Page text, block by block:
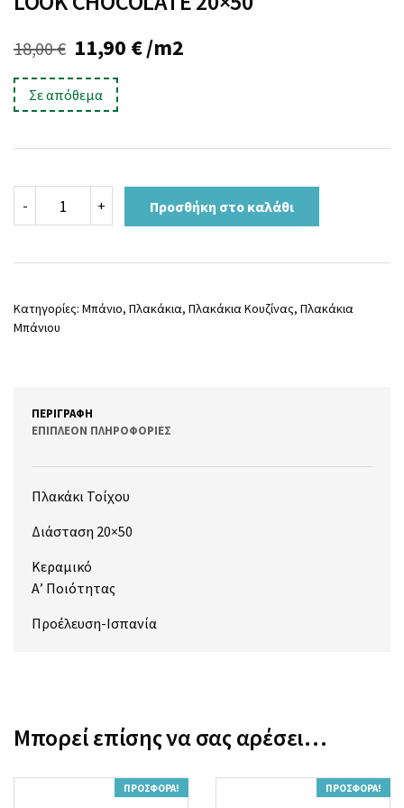
18,00€ Original
price
was:
18,00 €.
11,90 €Η
είναι:
/m2
Σε απόθεμα
-
CHOCOLATE
20x50
+ Προσθήκη στο καλάθι
Κατηγορίες: Μπάνιο, Πλακάκια, Πλακάκια Κουζίνας, Πλακάκια
Μπάνιου
ΠΕΡΙΓΡΑΦΉ
ΕΠΙΠΛΈΟΝ ΠΛΗΡΟΦΟΡΊΕΣ
Πλακάκι Τοίχου
Διάσταση 20×50
Κεραμικό
Α’ Ποιότητας
Προέλευση-Ισπανία
Μπορεί επίσης να σας αρέσει…
ΠΡΟΣΦΟΡΆ! ΠΡΟΣΦΟΡΆ!